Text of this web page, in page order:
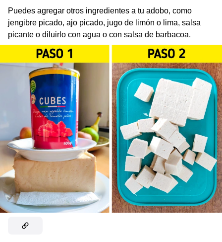
Puedes agregar otros ingredientes a tu adobo, como
jengibre picado, ajo picado, jugo de limón o lima, salsa
picante o diluirlo con agua o con salsa de barbacoa.